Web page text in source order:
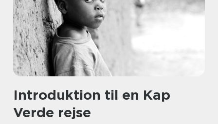
Introduktion til en Kap
Verde rejse